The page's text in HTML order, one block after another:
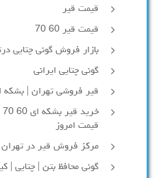
قیمت قیر
قیمت قیر 60 70
بازار فروش گونی چتایی
گونی چتایی ایرانی
قیر فروشی تهران | بشکه
قیمت امروز
مرکز فروش قیر در تهران |
گونی محافظ بتن | چتایی |